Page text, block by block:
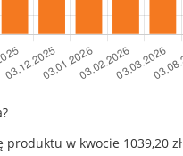
produktu w kwocie 1039,20 zł